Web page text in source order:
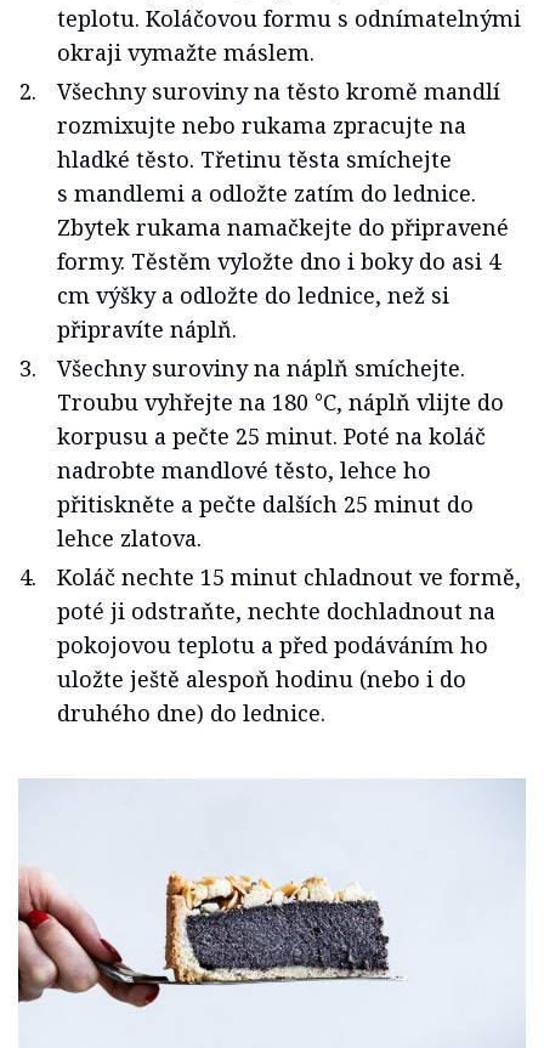
teplotu. Koláčovou formu s odnímatelnými
okraji vymažte máslem.
Všechny suroviny na těsto kromě mandlí
rozmixujte nebo rukama zpracujte na
hladké těsto. Třetinu těsta smíchejte
s mandlemi a odložte zatím do lednice.
Zbytek rukama namačkejte do připravené
formy. Těstěm vyložte dno i boky do asi 4
cm výšky a odložte do lednice, než si
připravíte náplň.
Všechny suroviny na náplň smíchejte.
Troubu vyhřejte na 180 °C, náplň vlijte do
korpusu a pečte 25 minut. Poté na koláč
nadrobte mandlové těsto, lehce ho
přitiskněte a pečte dalších 25 minut do
lehce zlatova.
Koláč nechte 15 minut chladnout ve formě,
poté ji odstraňte, nechte dochladnout na
pokojovou teplotu a před podáváním ho
uložte ještě alespoň hodinu (nebo i do
druhého dne) do lednice.